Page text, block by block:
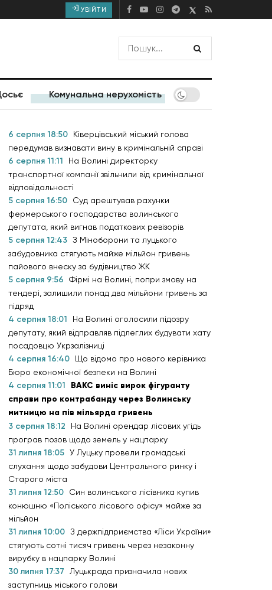
УВІЙТИ
Комунальна нерухомість
6 серпня 18:50
Ківерцівський міський голова
передумав визнавати вину в кримінальній справі
6 серпня 11:11
На Волині директорку
транспортної компанії звільнили від кримінальної
відповідальності
5 серпня 16:50
Суд арештував рахунки
фермерського господарства волинського
депутата, який вигнав податкових ревізорів
5 серпня 12:43 З Міноборони та луцького
забудовника стягують майже мільйон гривень
пайового внеску за будівництво ЖК
5 серпня 9:56
Фірмі на Волині, попри змову на
тендері, залишили понад два мільйони гривень за
підряд
4 серпня 18:01
На Волині оголосили підозру
депутату, який відправляв підлеглих будувати хату
посадовцю Укрзалізниці
4 серпня 16:40
Що відомо про нового керівника
Бюро економічної безпеки на Волині
4 серпня 11:01
ВАКС виніс вирок фігуранту
справи про контрабанду через Волинську
митницю на пів мільярда гривень
3 серпня 18:12
На Волині орендар лісових угідь
програв позов щодо земель у нацпарку
31 липня 18:05 У Луцьку провели громадські
слухання щодо забудови Центрального ринку і
Старого міста
31 липня 12:50
Син волинського лісівника купив
конюшню «Поліського лісового офісу» майже за
мільйон
31 липня 10:00 З держпідприємства «Ліси України»
стягують сотні тисяч гривень через незаконну
вирубку в нацпарку Волині
30 липня 17:37
Луцькрада призначила нових
заступниць міського голови